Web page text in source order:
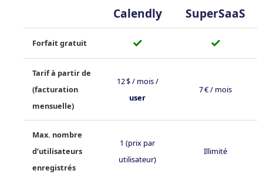
Calendly SuperSaaS
Forfait gratuit ✓ ✓
Tarif à partir de
(facturation
mensuelle)
12 $ / mois /
user
7 € / mois
Max. nombre
d’utilisateurs
enregistrés
1 (prix par
utilisateur)
Illimité